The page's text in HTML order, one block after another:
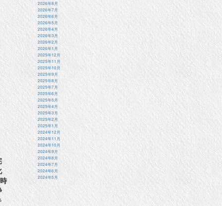
2026年8月
2026年7月
2026年6月
2026年5月
2026年4月
2026年3月
2026年2月
2026年1月
2025年12月
2025年11月
2025年10月
2025年9月
2025年8月
2025年7月
2025年6月
2025年5月
2025年4月
2025年3月
2025年2月
2025年1月
2024年12月
2024年11月
2024年10月
2024年9月
2024年8月
2024年7月
2024年6月
2024年5月